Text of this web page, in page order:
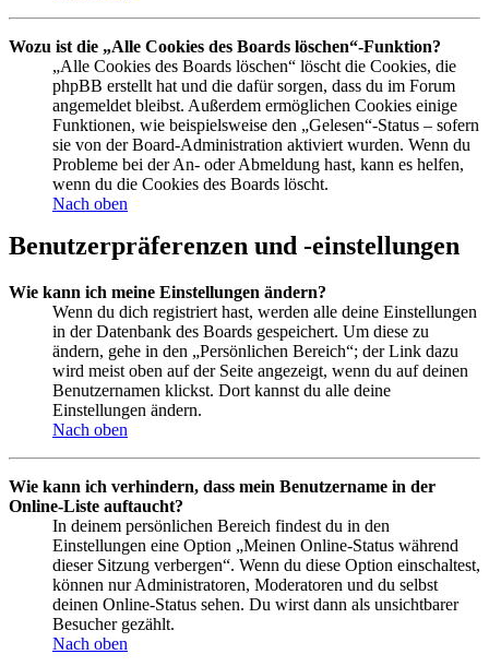
Wozu ist die „Alle Cookies des Boards löschen“-Funktion?
„Alle Cookies des Boards löschen“ löscht die Cookies, die
phpBB erstellt hat und die dafür sorgen, dass du im Forum
angemeldet bleibst. Außerdem ermöglichen Cookies einige
Funktionen, wie beispielsweise den „Gelesen“-Status – sofern
sie von der Board-Administration aktiviert wurden. Wenn du
Probleme bei der An- oder Abmeldung hast, kann es helfen,
wenn du die Cookies des Boards löscht.
Nach oben
Benutzerpräferenzen und -einstellungen
Wie kann ich meine Einstellungen ändern?
Wenn du dich registriert hast, werden alle deine Einstellungen
in der Datenbank des Boards gespeichert. Um diese zu
ändern, gehe in den „Persönlichen Bereich“; der Link dazu
wird meist oben auf der Seite angezeigt, wenn du auf deinen
Benutzernamen klickst. Dort kannst du alle deine
Einstellungen ändern.
Nach oben
Wie kann ich verhindern, dass mein Benutzername in der
Online-Liste auftaucht?
In deinem persönlichen Bereich findest du in den
Einstellungen eine Option „Meinen Online-Status während
dieser Sitzung verbergen“. Wenn du diese Option einschaltest,
können nur Administratoren, Moderatoren und du selbst
deinen Online-Status sehen. Du wirst dann als unsichtbarer
Besucher gezählt.
Nach oben